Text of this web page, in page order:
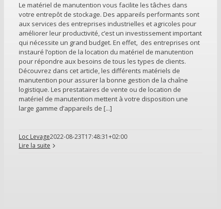
Le matériel de manutention vous facilite les tâches dans
votre entrepôt de stockage. Des appareils performants sont
aux services des entreprises industrielles et agricoles pour
améliorer leur productivité, c’est un investissement important
qui nécessite un grand budget. En effet, des entreprises ont
instauré l’option de la location du matériel de manutention
pour répondre aux besoins de tous les types de clients.
Découvrez dans cet article, les différents matériels de
manutention pour assurer la bonne gestion de la chaîne
logistique. Les prestataires de vente ou de location de
matériel de manutention mettent à votre disposition une
large gamme d’appareils de [...]
Loc Levage2022-08-23T17:48:31+02:00
Lire la suite